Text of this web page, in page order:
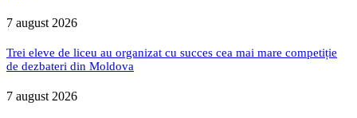
7 august 2026
Trei eleve de liceu au organizat cu succes cea mai mare competiție
de dezbateri din Moldova
7 august 2026